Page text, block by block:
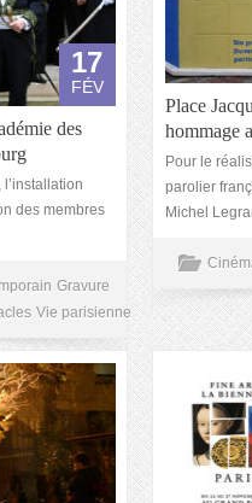
17
FÉV
des
des membres
Gravure
Vie parisienne
Place
hommage
Pour le
parolier
Michel